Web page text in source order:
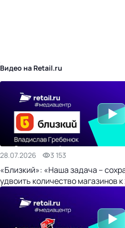
Видео на Retail.ru
28.07.2026 3 153
«Близкий»: «Наша задача –
удвоить количество магазинов